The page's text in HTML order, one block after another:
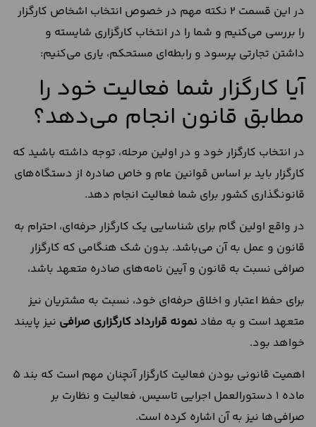
در این قسمت 2 نکته مهم در خصوص انتخاب اشخاص کارگزار
را بررسی می‌کنیم و شما را در انتخاب کارگزاری شایسته و
داشتن تجارتی پرسود و رابطه‌ای مستحکم، یاری می‌کنیم:
آیا کارگزار شما فعالیت خود را
مطابق قانون انجام می‌دهد؟
در انتخاب کارگزار خود و در اولین مرحله، توجه داشته باشید که
کارگزار باید بر اساس قوانین عام و خاص صادره از دستگاه‌های
قانونگذاری کشور برای شما فعالیت انجام دهد.
در واقع اولین گام برای شناسایی یک کارگزار حرفه‌ای، احترام به
قانون و عمل به آن می‌باشد. بدون شک هنگامی که کارگزار
صرافی نسبت به قانون و آیین نامه‌های صادره متعهد باشد،
برای حفظ اعتبار و اخلاق حرفه‌ای خود، نسبت به مشتریان نیز
متعهد است و به مفاد نمونه قرارداد کارگزاری صرافی نیز پایبند
خواهد بود.
اهمیت قانونی بودن فعالیت کارگزار آنچنان مهم است که بند 5
ماده 1 دستورالعمل اجرایی تاسیس، فعالیت و نظارت بر
صرافی‌ها نیز به آن اشاره کرده است.